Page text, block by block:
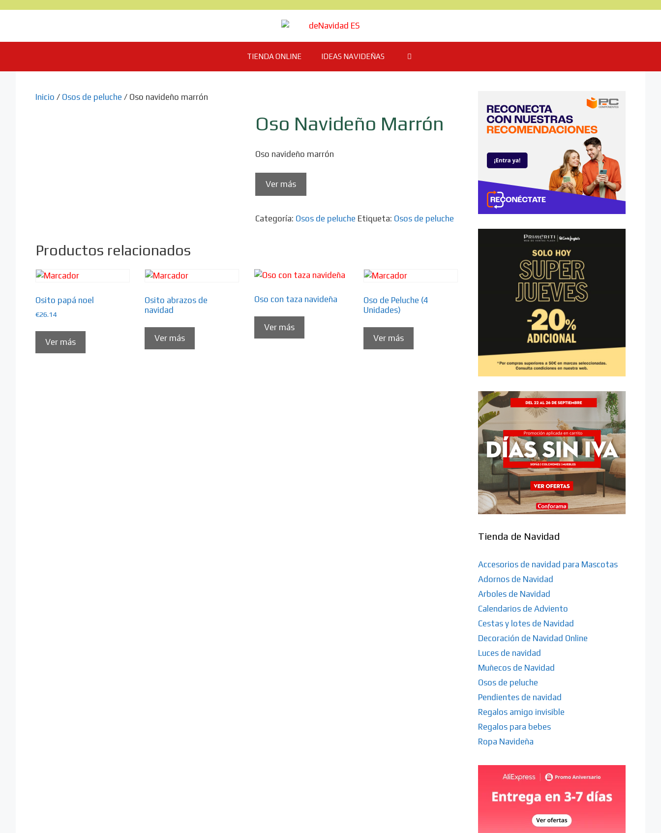
TIENDA ONLINE IDEAS NAVIDEÑAS
Inicio / Osos de peluche / Oso navideño marrón
Oso Navideño Marrón
Oso navideño marrón
Ver más
Categoría: Osos de peluche Etiqueta: Osos de peluche
Productos relacionados
Osito papá noel
€26.14
Ver más
Osito abrazos de
navidad
Ver más
Oso con taza navideña
Ver más
Oso de Peluche (4
Unidades)
Ver más
Tienda de Navidad
Accesorios de navidad para Mascotas
Adornos de Navidad
Arboles de Navidad
Calendarios de Adviento
Cestas y lotes de Navidad
Decoración de Navidad Online
Luces de navidad
Muñecos de Navidad
Osos de peluche
Pendientes de navidad
Regalos amigo invisible
Regalos para bebes
Ropa Navideña